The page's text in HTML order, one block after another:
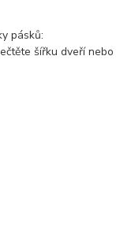
pásků:
šířku dveří nebo